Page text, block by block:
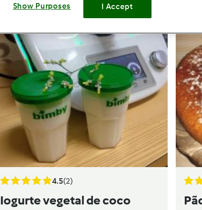
4.5(2)
Iogurte vegetal de coco
Show Purposes I Accept